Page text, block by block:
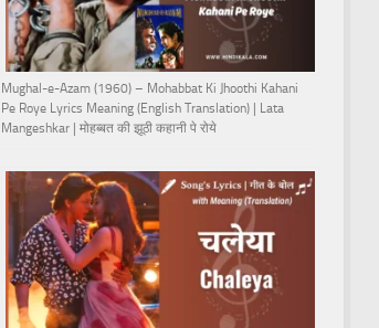
Mughal-e-Azam (1960) – Mohabbat Ki Jhoothi Kahani
Pe Roye Lyrics Meaning (English Translation) | Lata
Mangeshkar | मोहब्बत की झूठी कहानी पे रोये